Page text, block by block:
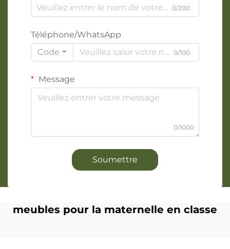
0/200
Téléphone/WhatsApp
Code
0/100
Message
0/1000
Soumettre
meubles pour la maternelle en classe